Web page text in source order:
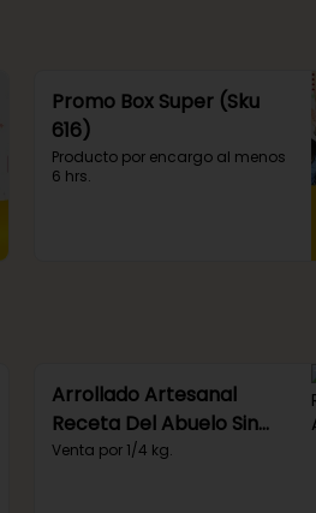
Promo Box Super (Sku
616)
Producto por encargo al menos
6 hrs.
Arrollado Artesanal
Receta Del Abuelo Sin
Ají (Sku 196)
Venta por 1/4 kg.